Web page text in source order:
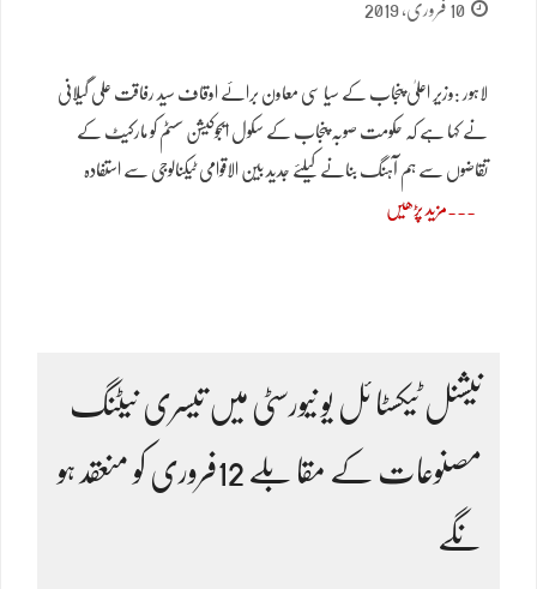
10 فروری, 2019
لاہور :وزیر اعلیٰ پنجاب کے سیا سی معاون برائے اوقاف سید رفاقت علی گیلانی
نے کہا ہے کہ حکومت صوبہ پنجاب کے سکول ایجوکیشن سسٹم کو مارکیٹ کے
تقاضوں سے ہم آہنگ بنانے کیلئے جدید بین الاقوامی ٹیکنالوجی سے استفادہ
مزید پڑھیں
نیشنل ٹیکسٹا ئل یو نیورسٹی میں تیسری نیٹنگ
مصنوعات کے مقا بلے 12فروری کو منعقد ہو
نگے